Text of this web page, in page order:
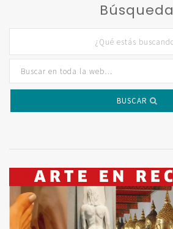
Búsqueda
BUSCAR